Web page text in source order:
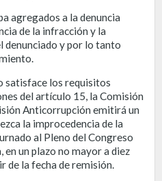
agregados a la denuncia
de la infracción y la
denunciado y por lo tanto
satisface los requisitos
del artículo 15, la Comisión
Anticorrupción emitirá un
la improcedencia de la
al Pleno del Congreso
un plazo no mayor a diez
de la fecha de remisión.